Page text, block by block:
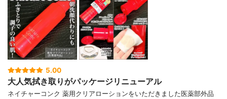
5.00
大人気拭き取りがパッケージリニューアル
ネイチャーコンク 薬用クリアローションをいただきました医薬部外品